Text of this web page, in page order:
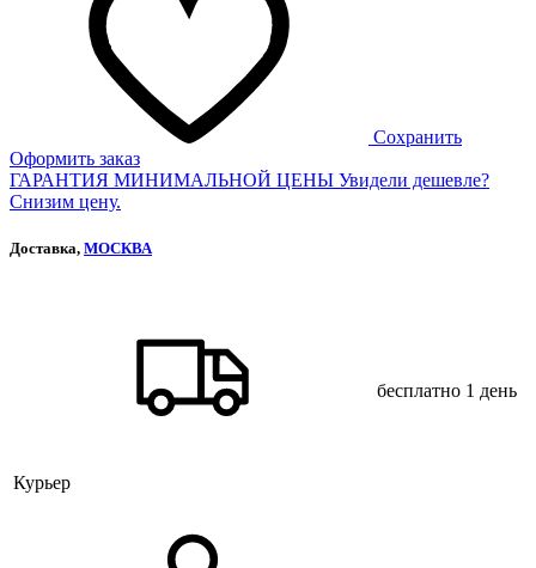
Сохранить
Оформить заказ
ГАРАНТИЯ МИНИМАЛЬНОЙ ЦЕНЫ Увидели дешевле?
Снизим цену.
Доставка, МОСКВА
Курьер
бесплатно 1 день